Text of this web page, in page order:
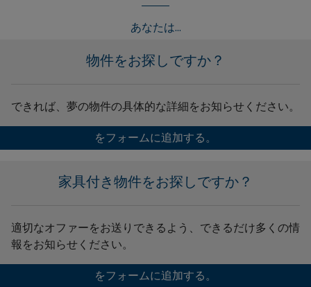
あなたは...
物件をお探しですか？
できれば、夢の物件の具体的な詳細をお知らせください。
をフォームに追加する。
家具付き物件をお探しですか？
適切なオファーをお送りできるよう、できるだけ多くの情
報をお知らせください。
をフォームに追加する。